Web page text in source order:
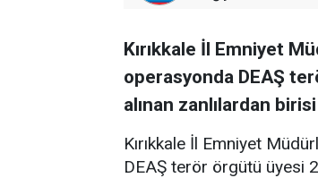
Kırıkkale İl Emniyet
operasyonda DEAŞ
alınan zanlılardan
Kırıkkale İl Emniyet
DEAŞ terör örgütü üyesi 2